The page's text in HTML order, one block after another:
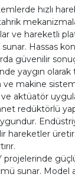
hızlı
ve hareketli
Hassas
güvenilir
yaygın olarak
ve makine
aktüatör
redüktörlü
hareketler
projelerinde
sunar. Model